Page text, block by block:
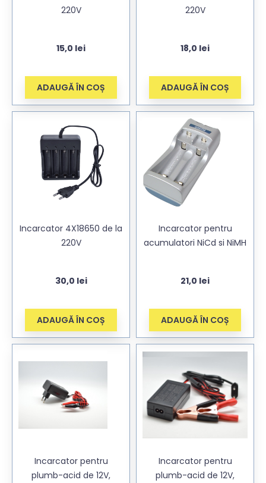
220V
15,0 lei
ADAUGĂ ÎN COȘ
220V
18,0 lei
ADAUGĂ ÎN COȘ
Incarcator 4X18650 de la
220V
30,0 lei
ADAUGĂ ÎN COȘ
Incarcator pentru
acumulatori NiCd si NiMH
21,0 lei
ADAUGĂ ÎN COȘ
Incarcator pentru
plumb-acid de 12V,
Incarcator pentru
plumb-acid de 12V,